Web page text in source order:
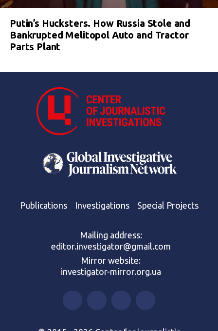
Putin’s Hucksters. How Russia Stole and
Bankrupted Melitopol Auto and Tractor
Parts Plant
Publications Investigations Special Projects
Mailing address:
editor.investigator@gmail.com
Mirror website:
investigator-mirror.org.ua